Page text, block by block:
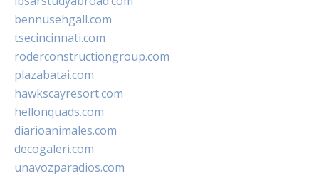
bennusehgall.com
tsecincinnati.com
roderconstructiongroup.com
plazabatai.com
hawkscayresort.com
hellonquads.com
diarioanimales.com
decogaleri.com
unavozparadios.com